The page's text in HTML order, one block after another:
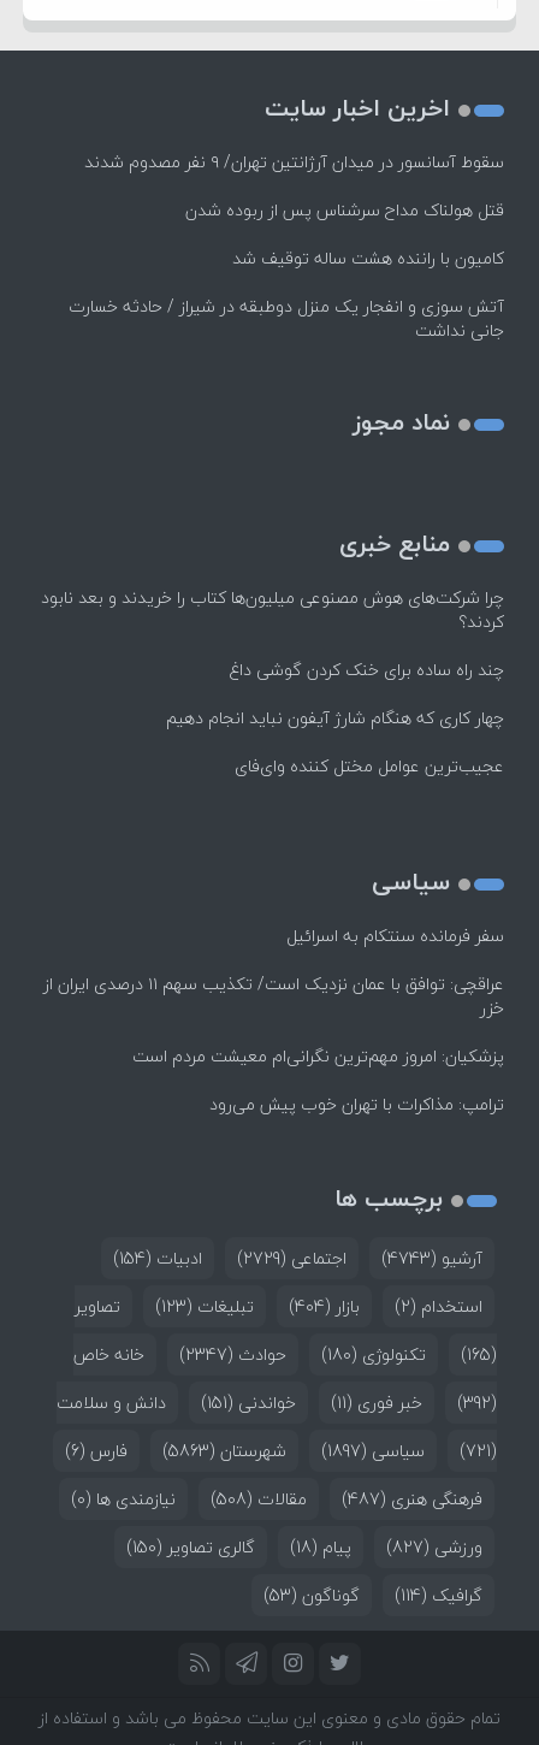
اخرین اخبار سایت
سقوط آسانسور در میدان آرژانتین تهران/ ۹ نفر مصدوم شدند
قتل هولناک مداح سرشناس پس از ربوده شدن
کامیون با راننده هشت ساله توقیف شد
آتش سوزی و انفجار یک منزل دوطبقه در شیراز / حادثه خسارت
جانی نداشت
نماد مجوز
منابع خبری
چرا شرکت‌های هوش مصنوعی میلیون‌ها کتاب را خریدند و بعد نابود
کردند؟
چند راه‌ ساده برای خنک کردن گوشی داغ
چهار کاری که هنگام شارژ آیفون نباید انجام دهیم
عجیب‌ترین عوامل مختل کننده وای‌فای
سیاسی
سفر فرمانده سنتکام به اسرائیل
عراقچی: توافق با عمان نزدیک است/ تکذیب سهم ۱۱ درصدی ایران از
خزر
پزشکیان: امروز مهم‌ترین نگرانی‌ام معیشت مردم است
ترامپ: مذاکرات با تهران خوب پیش می‌رود
برچسب ها
آرشیو (4743) اجتماعی (2729) ادبیات (154)
استخدام (2) بازار (404) تبلیغات (123)
تصاویر
(165)
تکنولوژی (180) حوادث (2347)
خانه خاص
(392)
خبر فوری (11) خواندنی (151)
دانش و سلامت
(721)
سیاسی (1897) شهرستان (5863) فارس (6)
فرهنگی هنری (487) مقالات (508) نیازمندی ها (0)
ورزشی (827) پیام (18) گالری تصاویر (150)
گرافیک (114) گوناگون (53)
تمام حقوق مادی و معنوی این سایت محفوظ می باشد و استفاده از